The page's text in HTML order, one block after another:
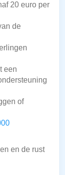
20 euro per
de
een
of
en de rust